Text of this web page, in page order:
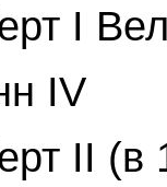
I
IV
II (в